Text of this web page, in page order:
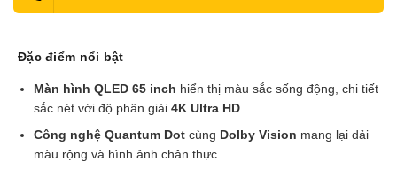
Đặc điểm nổi bật
Màn hình QLED 65 inch hiển thị màu sắc sống động, chi tiết
sắc nét với độ phân giải 4K Ultra HD
Công nghệ Quantum Dot cùng Dolby Vision mang lại dải
màu rộng và hình ảnh chân thực.